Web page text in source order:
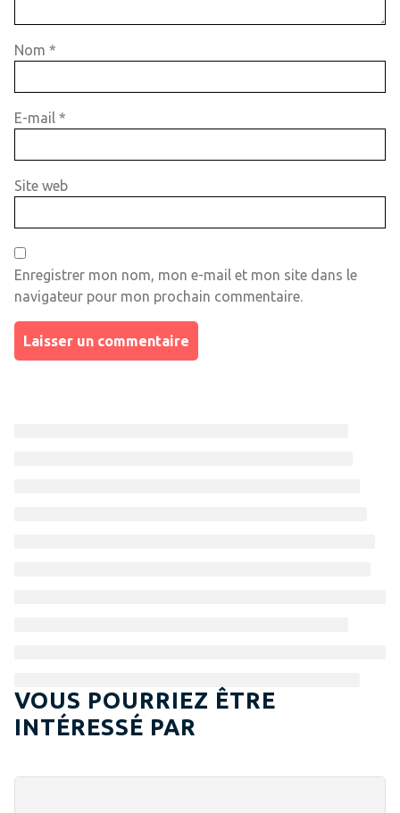
Nom *
E-mail *
Site web
Enregistrer mon nom, mon e-mail et mon site dans le
navigateur pour mon prochain commentaire.
VOUS POURRIEZ ÊTRE
INTÉRESSÉ PAR